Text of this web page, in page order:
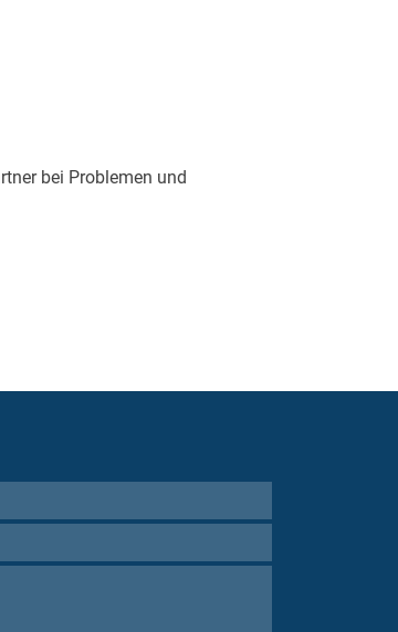
bei Problemen und